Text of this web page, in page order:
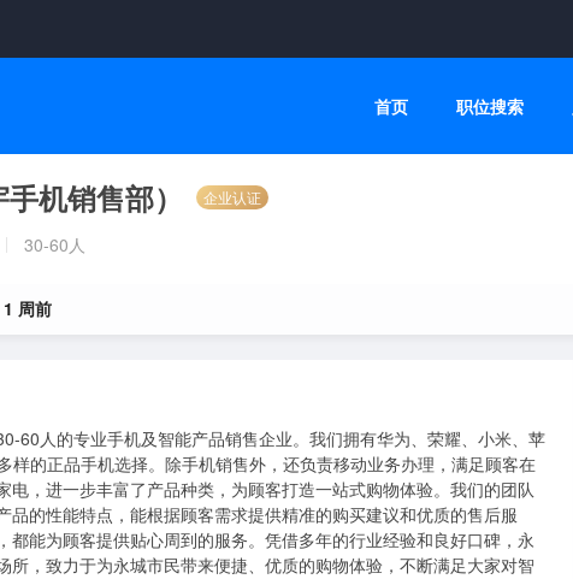
首页 职位搜索
机销售部） 企业认证
30-60人
1 周前
60人的专业手机及智能产品销售企业。我们拥有华为、荣耀、小米、苹
的正品手机选择。除手机销售外，还负责移动业务办理，满足顾客在
，进一步丰富了产品种类，为顾客打造一站式购物体验。我们的团队
的性能特点，能根据顾客需求提供精准的购买建议和优质的售后服
能为顾客提供贴心周到的服务。凭借多年的行业经验和良好口碑，永
，致力于为永城市民带来便捷、优质的购物体验，不断满足大家对智